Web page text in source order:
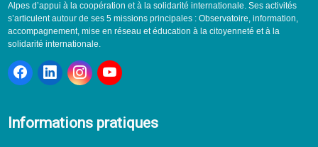
Alpes d’appui à la coopération et à la solidarité internationale. Ses activités
s’articulent autour de ses 5 missions principales : Observatoire, information,
accompagnement, mise en réseau et éducation à la citoyenneté et à la
solidarité internationale.
Informations pratiques